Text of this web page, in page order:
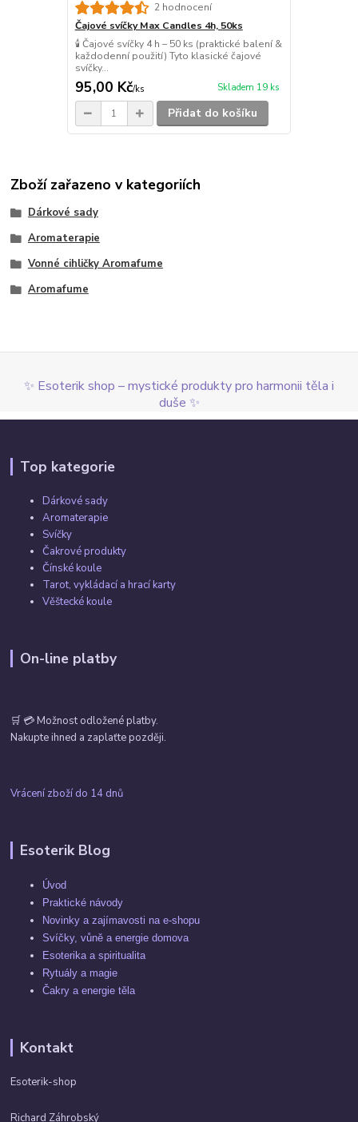
2 hodnocení
Čajové svíčky Max Candles 4h, 50ks
🕯️ Čajové svíčky 4 h – 50 ks (praktické balení &
každodenní použití) Tyto klasické čajové
svíčky...
95,00 Kč/ks Skladem 19 ks
Přidat do košíku
Zboží zařazeno v kategoriích
Dárkové sady
Aromaterapie
Vonné cihličky Aromafume
Aromafume
✨ Esoterik shop – mystické produkty pro harmonii těla i
duše ✨
Top kategorie
Dárkové sady
Aromaterapie
Svíčky
Čakrové produkty
Čínské koule
Tarot, vykládací a hrací karty
Věštecké koule
On-line platby
🛒 💳 Možnost odložené platby.
Nakupte ihned a zaplaťte později.
Vrácení zboží do 14 dnů
Esoterik Blog
Úvod
Praktické návody
Novinky a zajímavosti na e-shopu
Svíčky, vůně a energie domova
Esoterika a spiritualita
Rytuály a magie
Čakry a energie těla
Kontakt
Esoterik-shop
Richard Záhrobský